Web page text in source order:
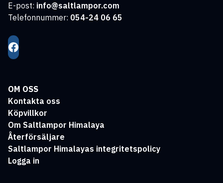
E-post: info@saltlampor.com
Telefonnummer: 054-24 06 65
OM OSS
Kontakta oss
Köpvillkor
Om Saltlampor Himalaya
Återförsäljare
Saltlampor Himalayas integritetspolicy
Logga in